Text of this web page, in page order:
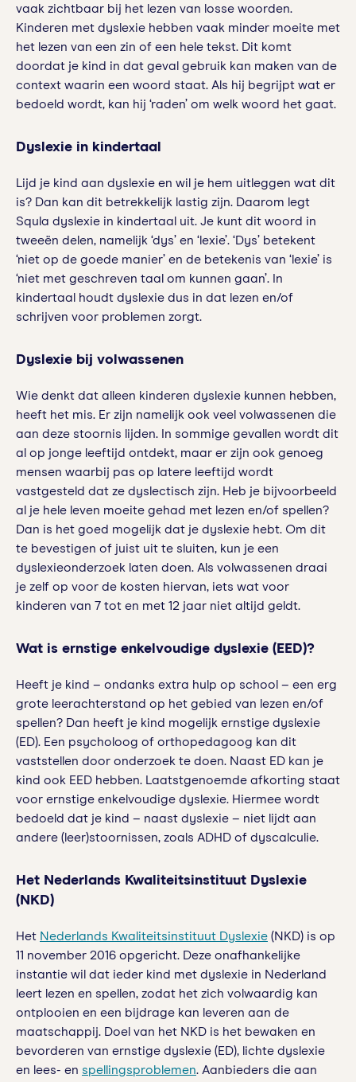
vaak zichtbaar bij het lezen van losse woorden.
Kinderen met dyslexie hebben vaak minder moeite met
het lezen van een zin of een hele tekst. Dit komt
doordat je kind in dat geval gebruik kan maken van de
context waarin een woord staat. Als hij begrijpt wat er
bedoeld wordt, kan hij ‘raden’ om welk woord het gaat.
Dyslexie in kindertaal
Lijd je kind aan dyslexie en wil je hem uitleggen wat dit
is? Dan kan dit betrekkelijk lastig zijn. Daarom legt
Squla dyslexie in kindertaal uit. Je kunt dit woord in
tweeën delen, namelijk ‘dys’ en ‘lexie’. ‘Dys’ betekent
‘niet op de goede manier’ en de betekenis van ‘lexie’ is
‘niet met geschreven taal om kunnen gaan’. In
kindertaal houdt dyslexie dus in dat lezen en/of
schrijven voor problemen zorgt.
Dyslexie bij volwassenen
Wie denkt dat alleen kinderen dyslexie kunnen hebben,
heeft het mis. Er zijn namelijk ook veel volwassenen die
aan deze stoornis lijden. In sommige gevallen wordt dit
al op jonge leeftijd ontdekt, maar er zijn ook genoeg
mensen waarbij pas op latere leeftijd wordt
vastgesteld dat ze dyslectisch zijn. Heb je bijvoorbeeld
al je hele leven moeite gehad met lezen en/of spellen?
Dan is het goed mogelijk dat je dyslexie hebt. Om dit
te bevestigen of juist uit te sluiten, kun je een
dyslexieonderzoek laten doen. Als volwassenen draai
je zelf op voor de kosten hiervan, iets wat voor
kinderen van 7 tot en met 12 jaar niet altijd geldt.
Wat is ernstige enkelvoudige dyslexie (EED)?
Heeft je kind – ondanks extra hulp op school – een erg
grote leerachterstand op het gebied van lezen en/of
spellen? Dan heeft je kind mogelijk ernstige dyslexie
(ED). Een psycholoog of orthopedagoog kan dit
vaststellen door onderzoek te doen. Naast ED kan je
kind ook EED hebben. Laatstgenoemde afkorting staat
voor ernstige enkelvoudige dyslexie. Hiermee wordt
bedoeld dat je kind – naast dyslexie – niet lijdt aan
andere (leer)stoornissen, zoals ADHD of dyscalculie.
Het Nederlands Kwaliteitsinstituut Dyslexie
(NKD)
Het Nederlands Kwaliteitsinstituut Dyslexie (NKD) is op
11 november 2016 opgericht. Deze onafhankelijke
instantie wil dat ieder kind met dyslexie in Nederland
leert lezen en spellen, zodat het zich volwaardig kan
ontplooien en een bijdrage kan leveren aan de
maatschappij. Doel van het NKD is het bewaken en
bevorderen van ernstige dyslexie (ED), lichte dyslexie
en lees- en spellingsproblemen. Aanbieders die aan